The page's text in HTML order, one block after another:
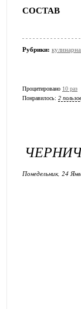
Рубрики:
Процитировано 10 раз
Понравилось: 2
Понедельник, 24